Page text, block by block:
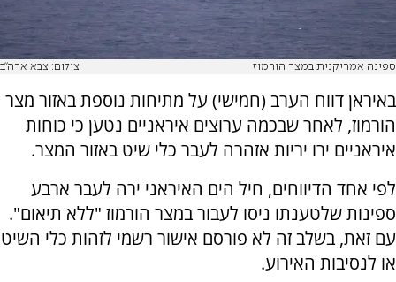
ספינה אמריקנית במצר הורמוז צילום: צבא ארה"ב
באיראן דווח הערב (חמישי) על מתיחות נוספת באזור מצר
הורמוז, לאחר שבכמה ערוצים איראניים נטען כי כוחות
איראניים ירו יריות אזהרה לעבר כלי שיט באזור המצר.
לפי אחד הדיווחים, חיל הים האיראני ירה לעבר ארבע
ספינות שלטענתו ניסו לעבור במצר הורמוז "ללא תיאום".
עם זאת, בשלב זה לא פורסם אישור רשמי לזהות כלי השיט
או לנסיבות האירוע.